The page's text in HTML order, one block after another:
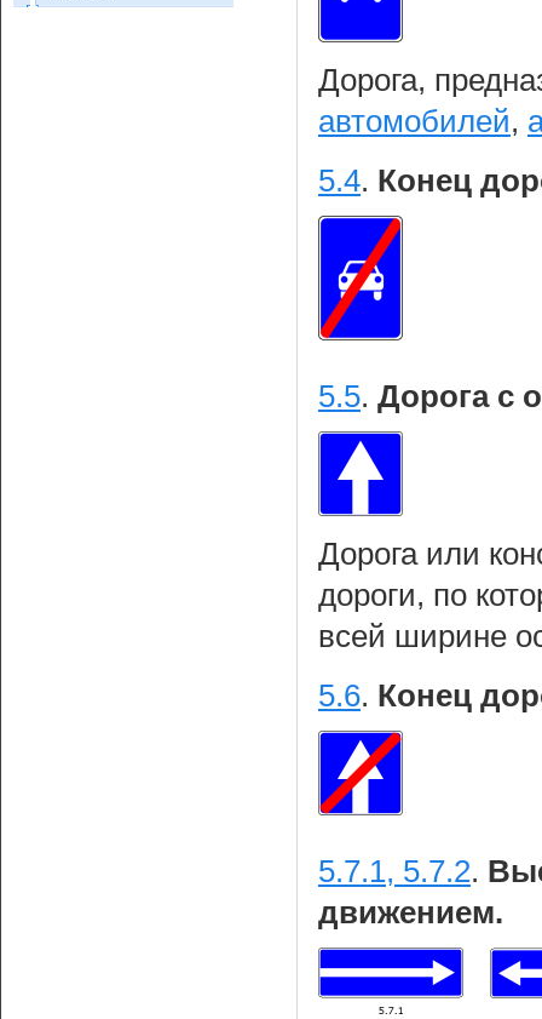
Дорога,
автомобилей,
5.4. Конец
5.5. Дорога с
Дорога или
дороги, по
всей ширине
5.6. Конец
5.7.1, 5.7.2.
движением.